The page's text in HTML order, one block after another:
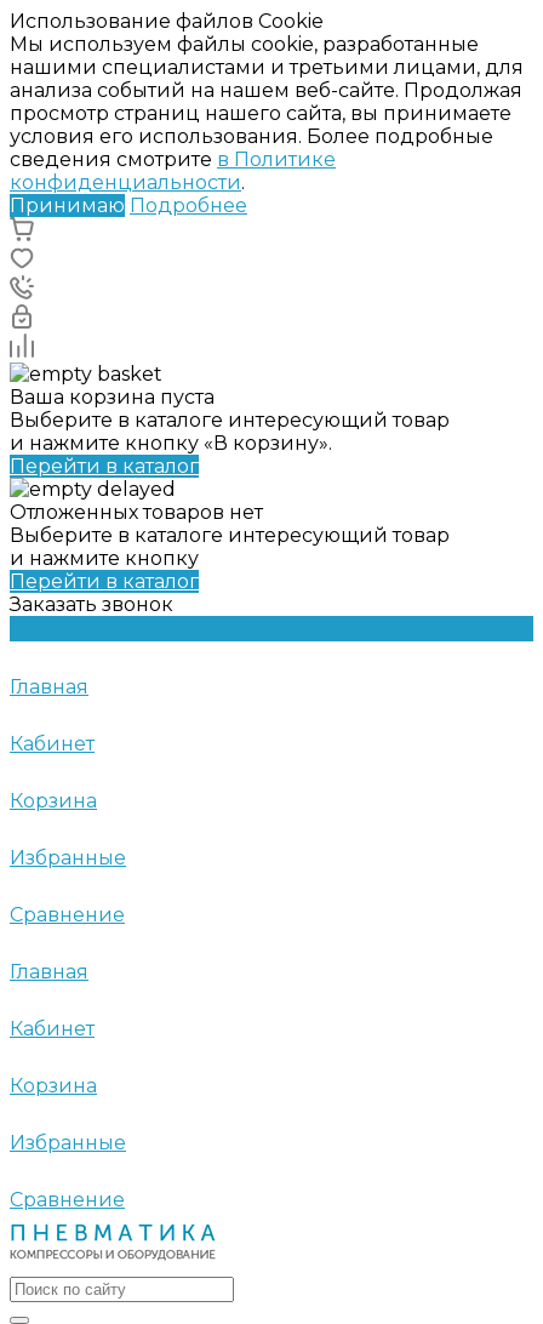
Использование файлов Cookie
Мы используем файлы cookie, разработанные
нашими специалистами и третьими лицами, для
анализа событий на нашем веб-сайте. Продолжая
просмотр страниц нашего сайта, вы принимаете
условия его использования. Более подробные
сведения смотрите в Политике
конфиденциальности.
Принимаю Подробнее
Ваша корзина пуста
Выберите в каталоге интересующий товар
и нажмите кнопку «В корзину».
Перейти в каталог
Отложенных товаров нет
Выберите в каталоге интересующий товар
и нажмите кнопку
Перейти в каталог
Заказать звонок
Главная
Кабинет
Корзина
Избранные
Сравнение
Главная
Кабинет
Корзина
Избранные
Сравнение